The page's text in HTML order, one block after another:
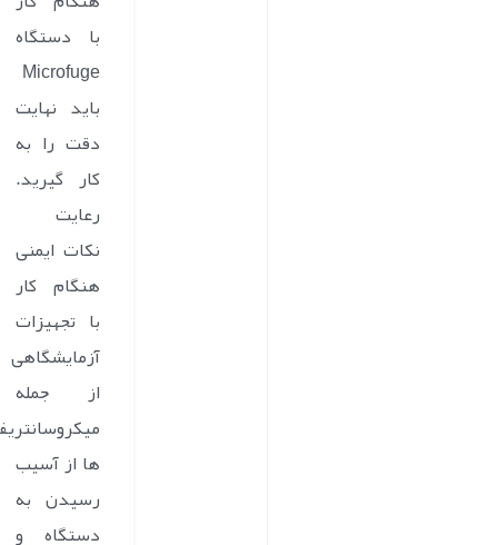
با دستگاه
Microfuge
باید نهایت
دقت را به
کار گیرید.
رعایت
نکات ایمنی
هنگام کار
با تجهیزات
آزمایشگاهی
از جمله
ها از آسیب
رسیدن به
دستگاه و